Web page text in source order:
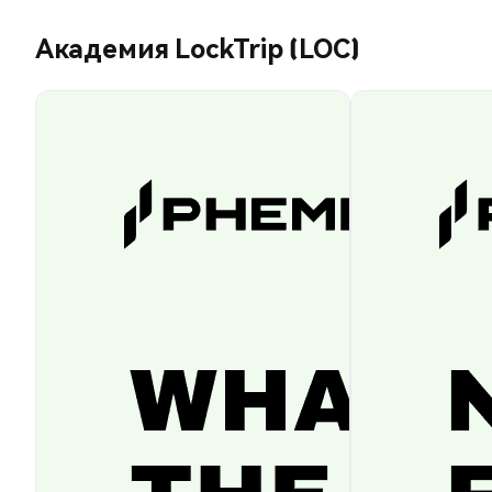
Академия LockTrip (LOC)